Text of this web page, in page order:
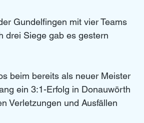
Gundelfingen mit vier Teams
drei Siege gab es gestern
beim bereits als neuer Meister
ein 3:1-Erfolg in Donauwörth
Verletzungen und Ausfällen